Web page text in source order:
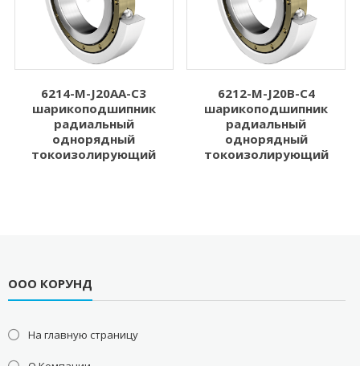
6214-M-J20AA-C3
шарикоподшипник
радиальный
однорядный
токоизолирующий
6212-M-J20B-C4
шарикоподшипник
радиальный
однорядный
токоизолирующий
ООО КОРУНД
На главную страницу